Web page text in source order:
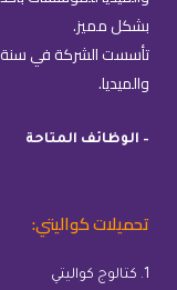
بشكل مميز.
والميديا.
– الوظائف المتاحة
تحميلات كواليتي:
1. كتالوج كواليتي